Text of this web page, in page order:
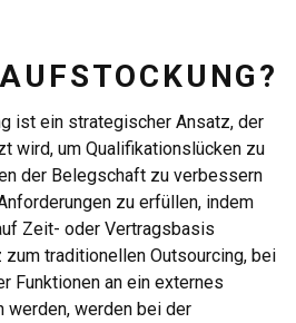
ist ein strategischer Ansatz, der
wird, um Qualifikationslücken zu
der Belegschaft zu verbessern
zu erfüllen, indem
Zeit- oder Vertragsbasis
traditionellen Outsourcing, bei
Funktionen an ein externes
werden, werden bei der